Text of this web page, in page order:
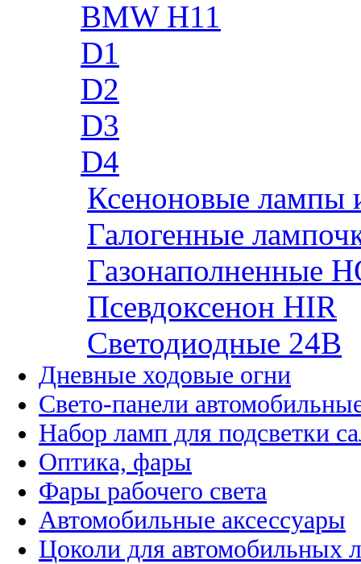
BMW H11
D1
D2
D3
D4
Ксеноновые лампы
Галогенные
Газонаполненные
Псевдоксенон HIR
Cветодиодные 24B
Дневные ходовые огни
Свето-панели
Набор ламп для подсветки
Оптика, фары
Фары рабочего света
Автомобильные аксессуары
Цоколи для автомобильных